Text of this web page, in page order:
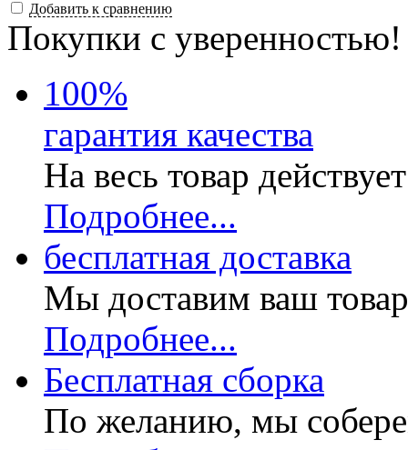
Добавить к сравнению
Покупки с уверенностью!
100%
гарантия качества
На весь товар
Подробнее...
бесплатная доставка
Мы доставим ваш
Подробнее...
Бесплатная сборка
По желанию, мы